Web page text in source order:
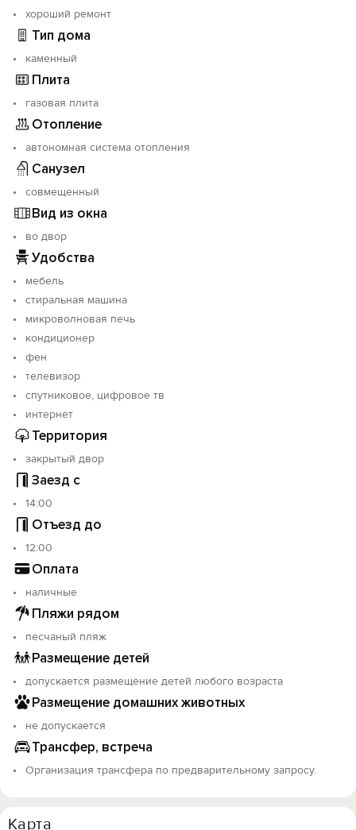
хороший ремонт
Тип дома
каменный
Плита
газовая плита
Отопление
автономная система отопления
Санузел
совмещенный
Вид из окна
во двор
Удобства
мебель
стиральная машина
микроволновая печь
кондиционер
фен
телевизор
спутниковое, цифровое тв
интернет
Территория
закрытый двор
Заезд с
14:00
Отъезд до
12:00
Оплата
наличные
Пляжи рядом
песчаный пляж
Размещение детей
допускается размещение детей любого возраста
Размещение домашних животных
не допускается
Трансфер, встреча
Организация трансфера по предварительному запросу.
Карта